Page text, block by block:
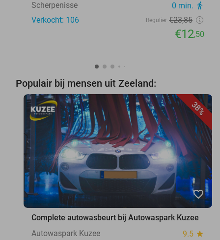
Scherpenisse 0 min. directions_walk
Verkocht: 106 Regulier €23,85
€12,50
Populair bij mensen uit Zeeland:
38%
favorite_border
Complete autowasbeurt bij Autowaspark Kuzee
Autowaspark Kuzee
9.5 star